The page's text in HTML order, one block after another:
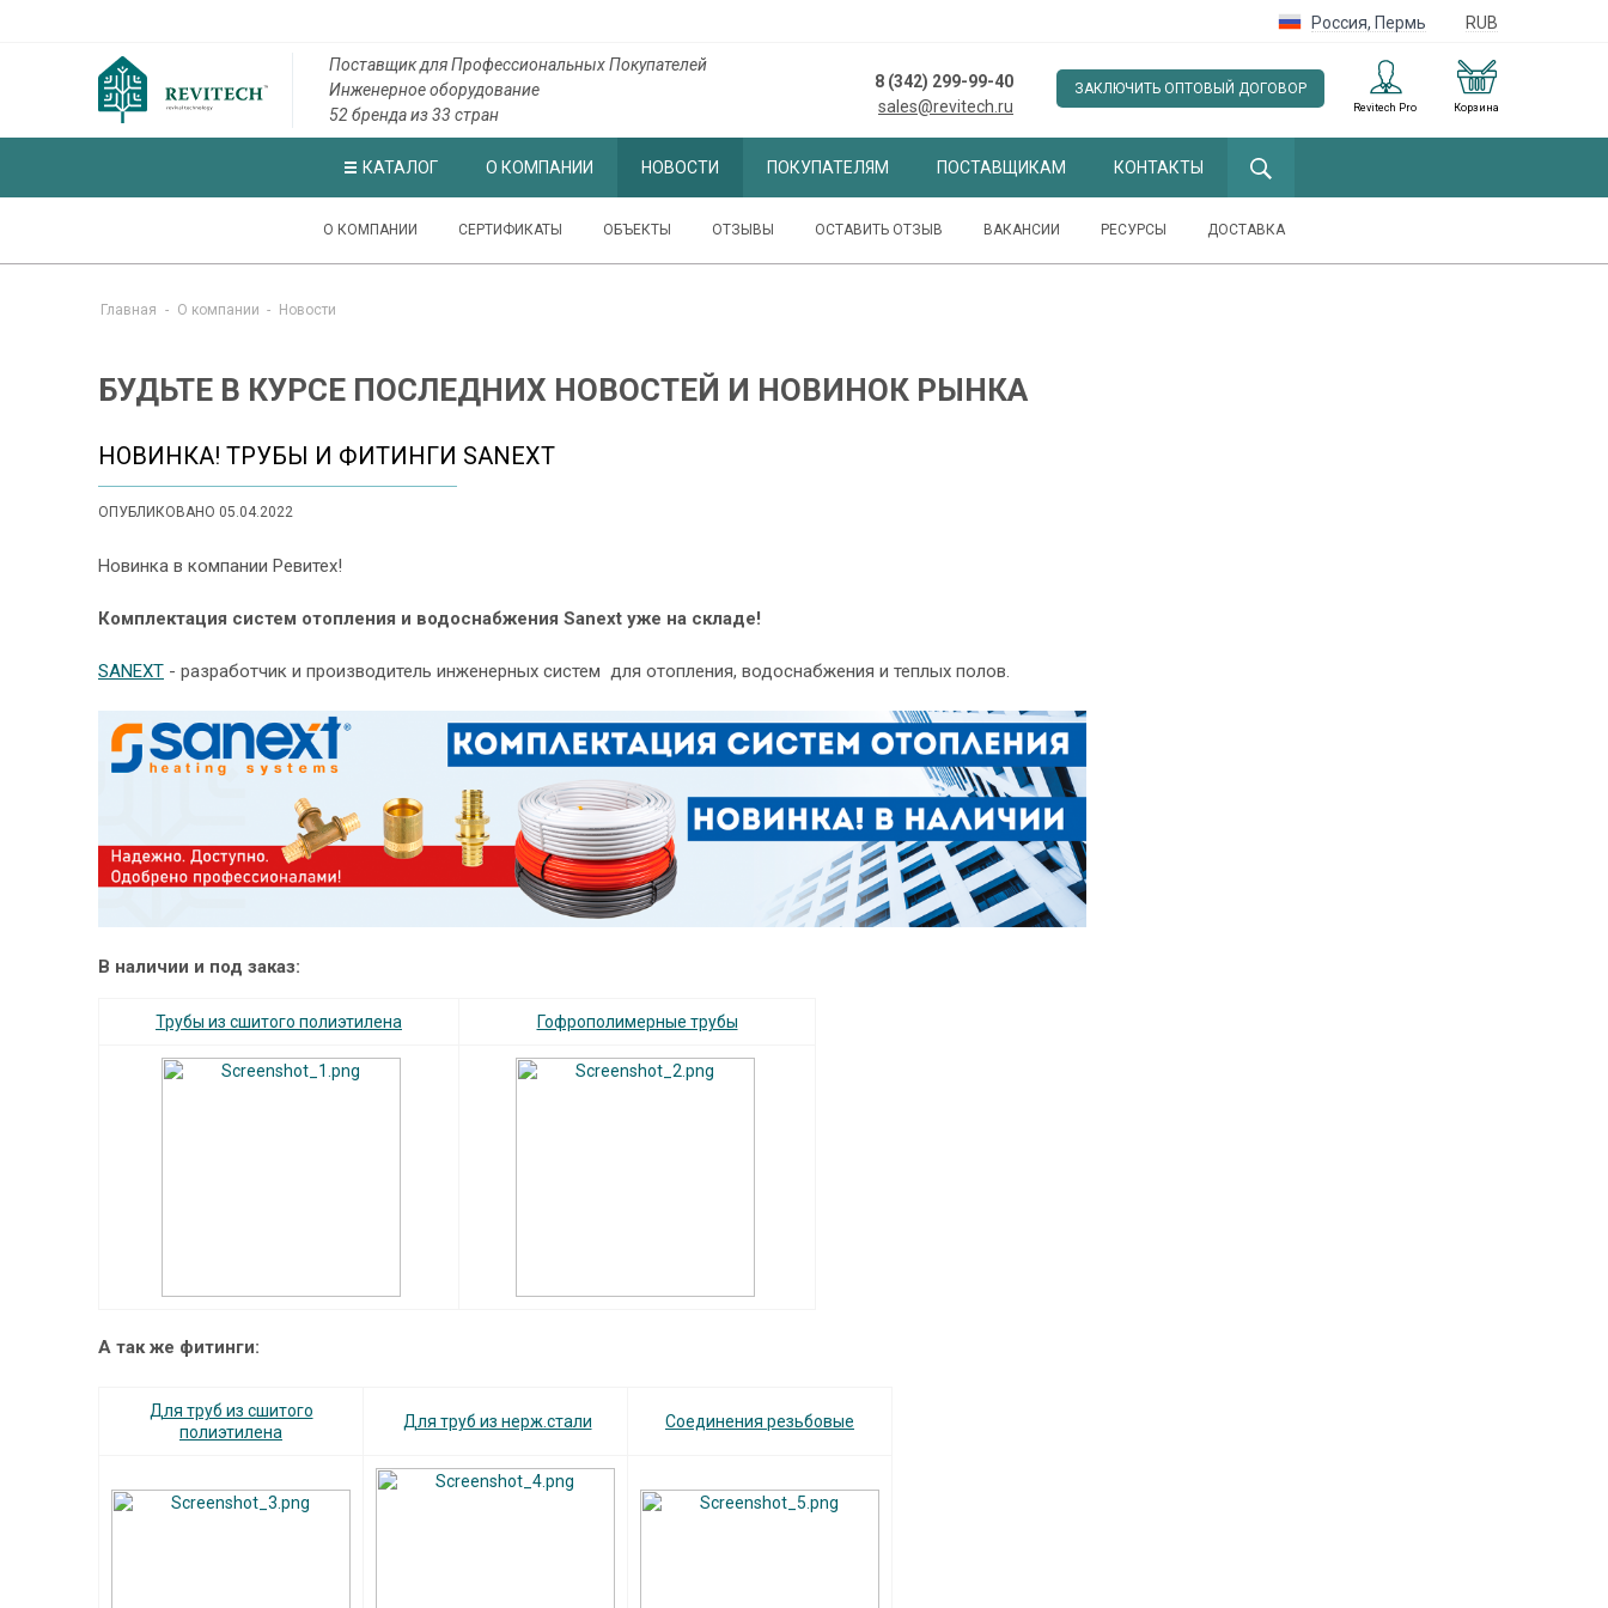
Россия, Пермь RUB
Корзина
Revitech Pro
ЗАКЛЮЧИТЬ ОПТОВЫЙ ДОГОВОР
8 (342) 299-99-40
sales@revitech.ru
Поставщик для Профессиональных Покупателей
Инженерное оборудование
52 бренда из 33 стран
КАТАЛОГ О КОМПАНИИ НОВОСТИ ПОКУПАТЕЛЯМ ПОСТАВЩИКАМ КОНТАКТЫ
О КОМПАНИИ СЕРТИФИКАТЫ ОБЪЕКТЫ ОТЗЫВЫ ОСТАВИТЬ ОТЗЫВ ВАКАНСИИ РЕСУРСЫ ДОСТАВКА
Главная - О компании - Новости
БУДЬТЕ В КУРСЕ ПОСЛЕДНИХ НОВОСТЕЙ И НОВИНОК РЫНКА
НОВИНКА! ТРУБЫ И ФИТИНГИ SANEXT
ОПУБЛИКОВАНО 05.04.2022
Новинка в компании Ревитех!
Комплектация систем отопления и водоснабжения Sanext уже на складе!
SANEXT - разработчик и производитель инженерных систем для отопления, водоснабжения и теплых полов.
В наличии и под заказ:
Трубы из сшитого полиэтилена Гофрополимерные трубы
А так же фитинги:
Для труб из сшитого
полиэтилена
Для труб из нерж.стали Соединения резьбовые